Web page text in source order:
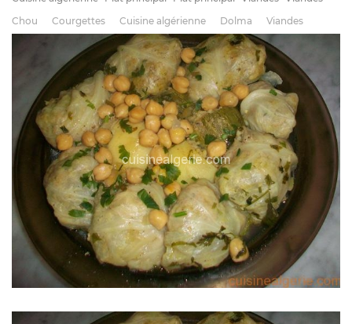
Chou
Courgettes Cuisine algérienne Dolma Viandes